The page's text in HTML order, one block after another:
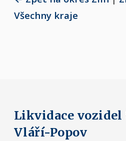
Všechny kraje
Likvidace vozidel
Vláří-Popov